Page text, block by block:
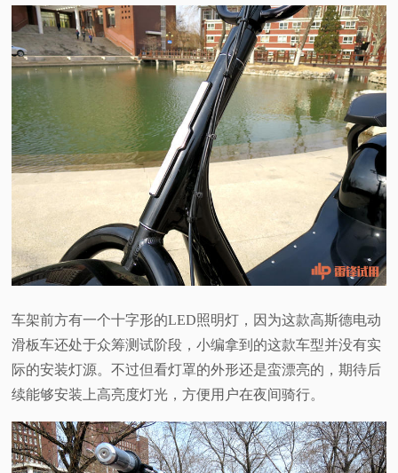
车架前方有一个十字形的LED照明灯，因为这款高斯德电动
滑板车还处于众筹测试阶段，小编拿到的这款车型并没有实
际的安装灯源。不过但看灯罩的外形还是蛮漂亮的，期待后
续能够安装上高亮度灯光，方便用户在夜间骑行。